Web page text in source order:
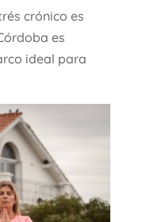
crónico es
es
ideal para